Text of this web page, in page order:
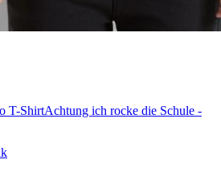
T-ShirtAchtung ich rocke die Schule -